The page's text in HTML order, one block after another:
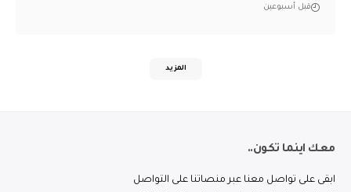
قبل أسبوعين
المزيد
معك اينما تكون..
ابقى على تواصل معنا عبر منصاتنا على التواصل